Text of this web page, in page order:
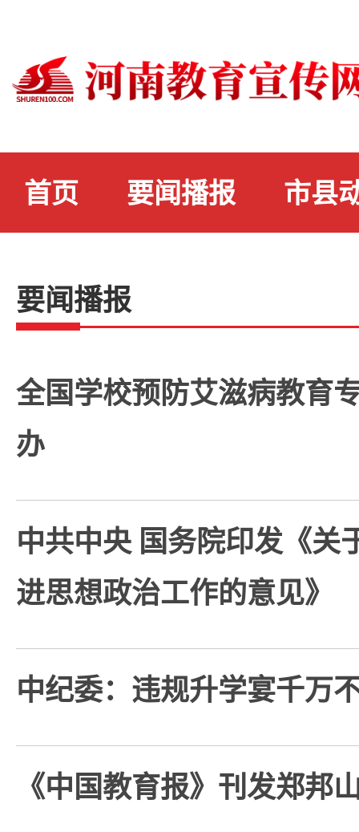
首页 要闻播报 市县
要闻播报
全国学校预防艾滋病教育
办
中共中央 国务院印发《关
进思想政治工作的意见》
中纪委：违规升学宴千万
《中国教育报》刊发郑邦